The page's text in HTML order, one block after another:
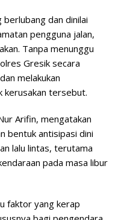
dan dinilai
pengguna jalan,
Tanpa menunggu
Gresik secara
melakukan
kerusakan tersebut.
Arifin, mengatakan
bentuk antisipasi dini
lalu lintas, terutama
pada masa libur
faktor yang kerap